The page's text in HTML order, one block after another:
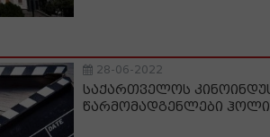
28-06-2022
საქართველოს
წარმომადგენლები